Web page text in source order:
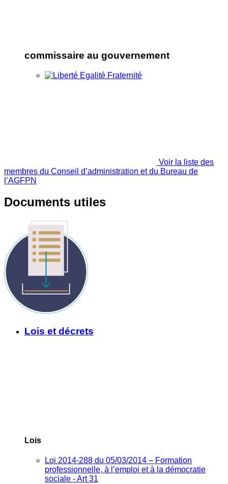
commissaire au gouvernement
Voir la liste des
membres du Conseil d’administration et du Bureau de
l’AGFPN
Documents utiles
Lois et décrets
Lois
Loi 2014-288 du 05/03/2014 – Formation
professionnelle, à l’emploi et à la démocratie
sociale - Art 31